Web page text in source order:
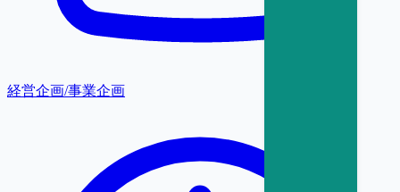
経営企画/事業企画